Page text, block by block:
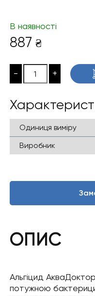
В наявності
887 ₴
- +
Одиниця виміру
Виробник
ОПИС
Альгіцид
потужною